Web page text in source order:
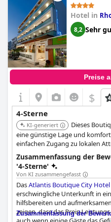
großes Lob für seine
Gast bemerkte sogar, dass er
Vier-Sterne-Bewertung kam, da
verdient hätte.
Kolymbia Bay Art auf jeden Fall
einen luxuriösen Urlaub nur für
möchten.
Hotel in
8,2 Sehr
Preise
$
4-Sterne
KI-generiert
Dieses
eine günstige Lage und
einfachen Zugang zu lokalen
persönliche Service und die
zu einer geeigneten Wahl, um
Zusammenfassung der
'4-Sterne'
Von KI zusammengefasst
DasAtlantis Boutique City Hotel
erschwingliche Unterkunft in
hilfsbereiten und
zeigen, dass das Preis-
Zusammenfassung der